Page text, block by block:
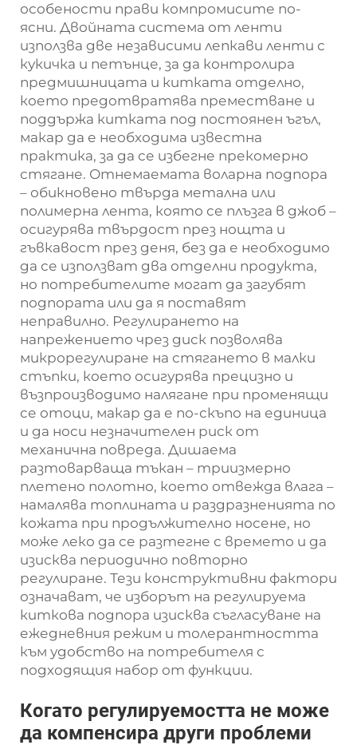
особености прави компромисите по-
ясни. Двойната система от ленти
използва две независими лепкави ленти с
кукичка и петънце, за да контролира
предмишницата и китката отделно,
което предотвратява преместване и
поддържа китката под постоянен ъгъл,
макар да е необходима известна
практика, за да се избегне прекомерно
стягане. Отнемаемата воларна подпора
– обикновено твърда метална или
полимерна лента, която се плъзга в джоб –
осигурява твърдост през нощта и
гъвкавост през деня, без да е необходимо
да се използват два отделни продукта,
но потребителите могат да загубят
подпората или да я поставят
неправилно. Регулирането на
напрежението чрез диск позволява
микрорегулиране на стягането в малки
стъпки, което осигурява прецизно и
възпроизводимо налягане при променящи
се отоци, макар да е по-скъпо на единица
и да носи незначителен риск от
механична повреда. Дишаема
разтоварваща тъкан – триизмерно
плетено полотно, което отвежда влага –
намалява топлината и раздразненията по
кожата при продължително носене, но
може леко да се разтегне с времето и да
изисква периодично повторно
регулиране. Тези конструктивни фактори
означават, че изборът на регулируема
киткова подпора изисква съгласуване на
ежедневния режим и толерантността
към удобство на потребителя с
подходящия набор от функции.
Когато регулируемостта не може
да компенсира други проблеми